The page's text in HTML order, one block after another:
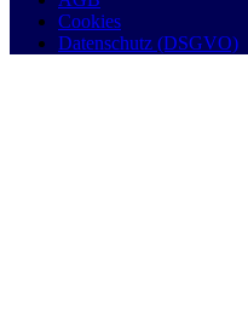
Cookies
Datenschutz (DSGVO)